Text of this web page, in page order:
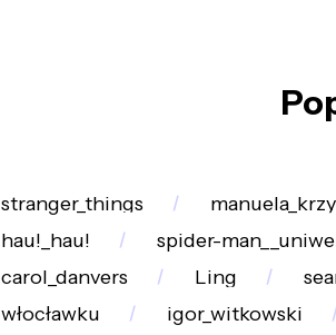
stranger_things
hau!_hau!
spider-
carol_danvers
Ling
włocławku
igor_witkowski